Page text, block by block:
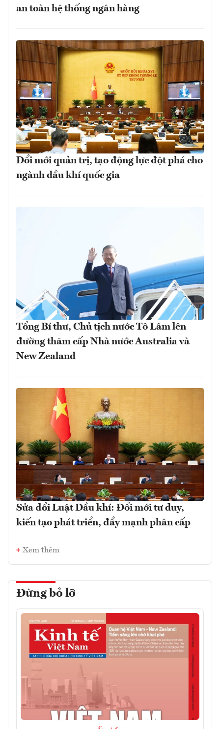
an toàn hệ thống ngân hàng
Đổi mới quản trị, tạo động lực đột phá cho
ngành dầu khí quốc gia
Tổng Bí thư, Chủ tịch nước Tô Lâm lên
đường thăm cấp Nhà nước Australia và
New Zealand
Sửa đổi Luật Dầu khí: Đổi mới tư duy,
kiến tạo phát triển, đẩy mạnh phân cấp
Xem thêm
Đừng bỏ lỡ